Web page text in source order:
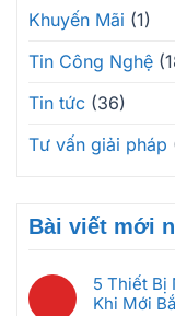
Khuyến Mãi (1)
Tin Công Nghệ
Tin tức (36)
Tư vấn giải pháp
Bài viết mới
5 Thiết Bị
Khi Mới